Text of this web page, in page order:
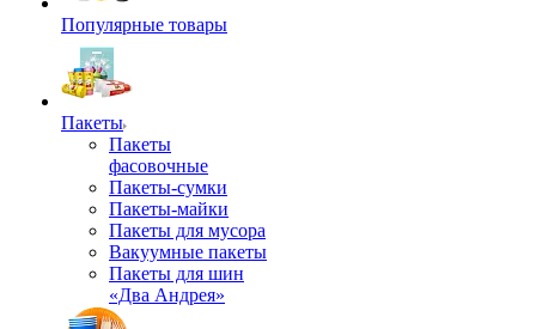
Популярные товары
Пакеты
Пакеты
фасовочные
Пакеты-сумки
Пакеты-майки
Пакеты для мусора
Вакуумные пакеты
Пакеты для шин
«Два Андрея»